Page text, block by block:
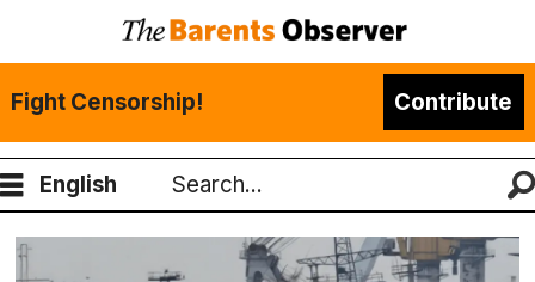
Fight Censorship! Contribute
English
Search